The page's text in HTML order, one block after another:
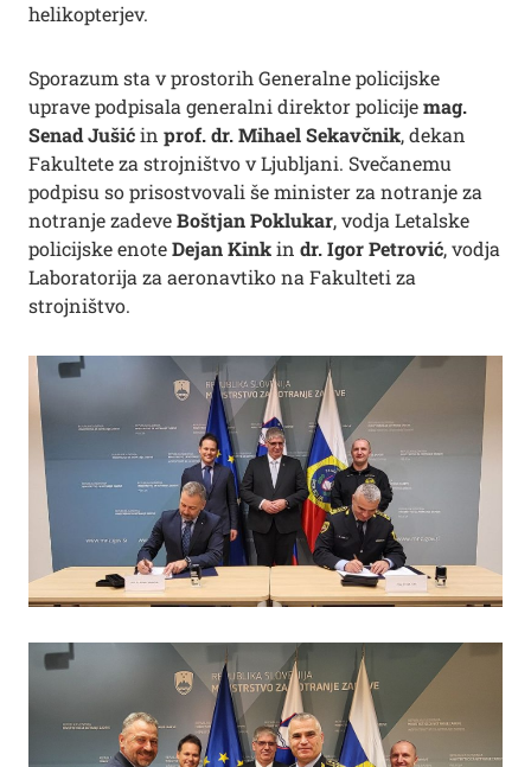
helikopterjev.
Sporazum sta v prostorih Generalne policijske
uprave podpisala generalni direktor policijemag.
Senad Jušićin prof. dr. Mihael Sekavčnik, dekan
Fakultete za strojništvo v Ljubljani. Svečanemu
podpisu so prisostvovali še minister za notranje za
notranje zadeveBoštjan Poklukar, vodja Letalske
policijske enoteDejan Kinkin dr. Igor Petrović, vodja
Laboratorija za aeronavtiko na Fakulteti za
strojništvo.